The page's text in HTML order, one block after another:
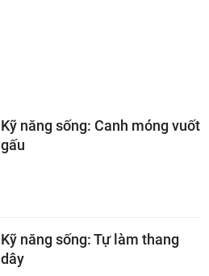
Kỹ năng sống: Canh móng vuốt
gấu
Kỹ năng sống: Tự làm thang
dây